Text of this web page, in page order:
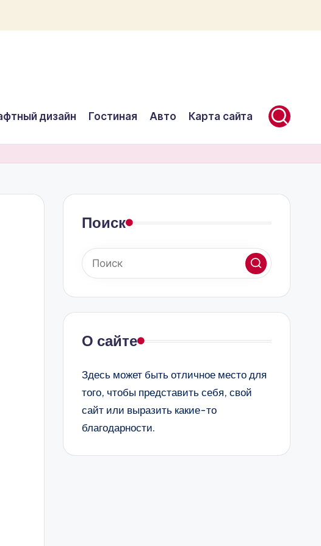
дизайн Гостиная Авто Карта сайта
Поиск
О сайте
Здесь может быть отличное место для
того, чтобы представить себя, свой
сайт или выразить какие-то
благодарности.